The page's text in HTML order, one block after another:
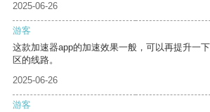
2025-06-26
游客
这款加速器app的加速效果一般，可以再提升一
区的线路。
2025-06-26
游客